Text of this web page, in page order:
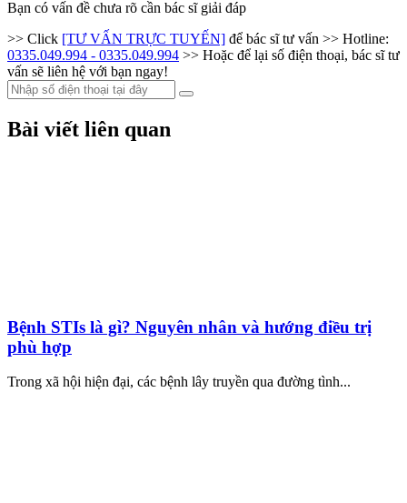
Bạn có vấn đề chưa rõ cần bác sĩ giải đáp
>> Click [TƯ VẤN TRỰC TUYẾN] để bác sĩ tư vấn >> Hotline:
0335.049.994 - 0335.049.994 >> Hoặc để lại số điện thoại, bác sĩ tư
vấn sẽ liên hệ với bạn ngay!
Bài viết liên quan
Bệnh STIs là gì? Nguyên nhân và hướng điều trị
phù hợp
Trong xã hội hiện đại, các bệnh lây truyền qua đường tình...